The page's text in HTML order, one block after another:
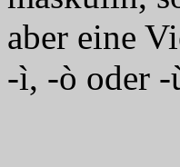
aber eine
-ì, -ò oder -